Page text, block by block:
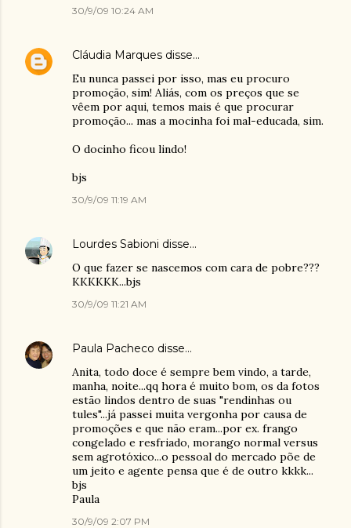
30/9/09 10:24 AM
Cláudia Marques disse…
Eu nunca passei por isso, mas eu procuro
promoção, sim! Aliás, com os preços que se
vêem por aqui, temos mais é que procurar
promoção... mas a mocinha foi mal-educada, sim.
O docinho ficou lindo!
bjs
30/9/09 11:19 AM
Lourdes Sabioni disse…
O que fazer se nascemos com cara de pobre???
KKKKKK...bjs
30/9/09 11:21 AM
Paula Pacheco disse…
Anita, todo doce é sempre bem vindo, a tarde,
manha, noite...qq hora é muito bom, os da fotos
estão lindos dentro de suas "rendinhas ou
tules"...já passei muita vergonha por causa de
promoções e que não eram...por ex. frango
congelado e resfriado, morango normal versus
sem agrotóxico...o pessoal do mercado põe de
um jeito e agente pensa que é de outro kkkk...
bjs
Paula
30/9/09 2:07 PM